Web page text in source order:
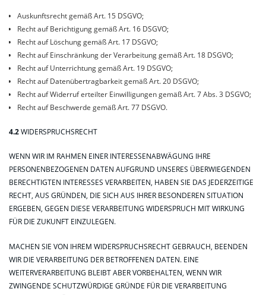
Auskunftsrecht gemäß Art. 15 DSGVO;
Recht auf Berichtigung gemäß Art. 16 DSGVO;
Recht auf Löschung gemäß Art. 17 DSGVO;
Recht auf Einschränkung der Verarbeitung gemäß Art. 18 DSGVO;
Recht auf Unterrichtung gemäß Art. 19 DSGVO;
Recht auf Datenübertragbarkeit gemäß Art. 20 DSGVO;
Recht auf Widerruf erteilter Einwilligungen gemäß Art. 7 Abs. 3 DSGVO;
Recht auf Beschwerde gemäß Art. 77 DSGVO.
4.2WIDERSPRUCHSRECHT
WENN WIR IM RAHMEN EINER INTERESSENABWÄGUNG IHRE
PERSONENBEZOGENEN DATEN AUFGRUND UNSERES ÜBERWIEGENDEN
BERECHTIGTEN INTERESSES VERARBEITEN, HABEN SIE DAS JEDERZEITIGE
RECHT, AUS GRÜNDEN, DIE SICH AUS IHRER BESONDEREN SITUATION
ERGEBEN, GEGEN DIESE VERARBEITUNG WIDERSPRUCH MIT WIRKUNG
FÜR DIE ZUKUNFT EINZULEGEN.
MACHEN SIE VON IHREM WIDERSPRUCHSRECHT GEBRAUCH, BEENDEN
WIR DIE VERARBEITUNG DER BETROFFENEN DATEN. EINE
WEITERVERARBEITUNG BLEIBT ABER VORBEHALTEN, WENN WIR
ZWINGENDE SCHUTZWÜRDIGE GRÜNDE FÜR DIE VERARBEITUNG